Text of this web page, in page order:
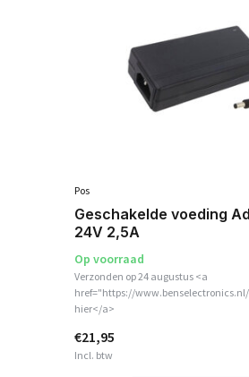
Pos
Geschakelde voeding
24V 2,5A
Op voorraad
Verzonden op 24 augustus <a
href="https://
hier</a>
€21,95
Incl. btw